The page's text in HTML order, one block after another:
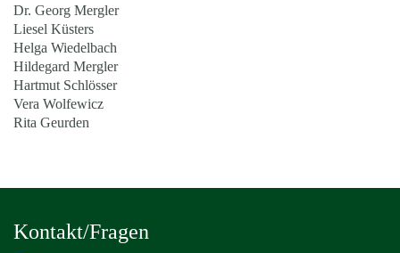
Dr. Georg Mergler
Liesel Küsters
Helga Wiedelbach
Hildegard Mergler
Hartmut Schlösser
Vera Wolfewicz
Rita Geurden
Kontakt/Fragen